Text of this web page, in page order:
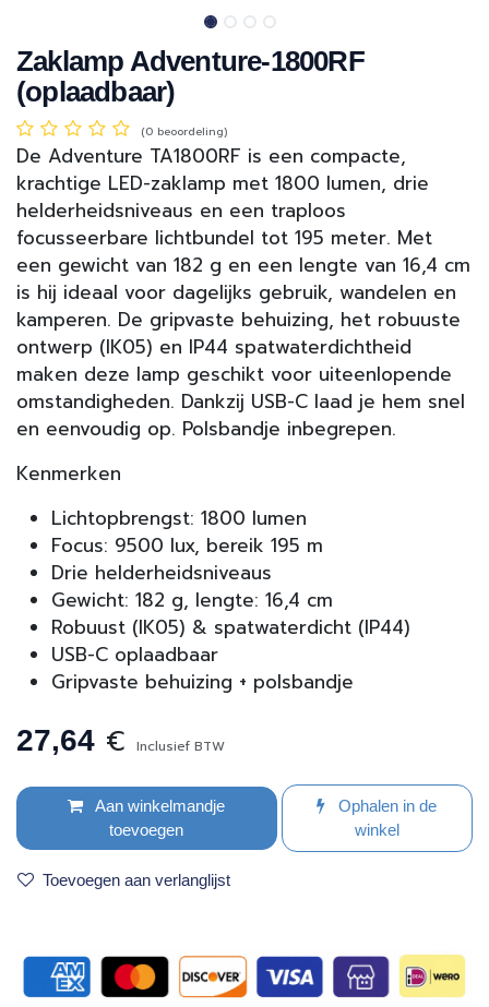
Zaklamp Adventure-1800RF
(oplaadbaar)
(0 beoordeling)
De Adventure TA1800RF is een compacte,
krachtige LED-zaklamp met 1800 lumen, drie
helderheidsniveaus en een traploos
focusseerbare lichtbundel tot 195 meter. Met
een gewicht van 182 g en een lengte van 16,4 cm
is hij ideaal voor dagelijks gebruik, wandelen en
kamperen. De gripvaste behuizing, het robuuste
ontwerp (IK05) en IP44 spatwaterdichtheid
maken deze lamp geschikt voor uiteenlopende
omstandigheden. Dankzij USB-C laad je hem snel
en eenvoudig op. Polsbandje inbegrepen.
Kenmerken
Lichtopbrengst: 1800 lumen
Focus: 9500 lux, bereik 195 m
Drie helderheidsniveaus
Gewicht: 182 g, lengte: 16,4 cm
Robuust (IK05) & spatwaterdicht (IP44)
USB-C oplaadbaar
Gripvaste behuizing + polsbandje
27,64 € Inclusief BTW
Aan winkelmandje
toevoegen
Ophalen in de
winkel
Toevoegen aan verlanglijst